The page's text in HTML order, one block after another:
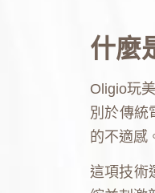
什麼
Oligio玩
別於傳統
的不適感
這項技術